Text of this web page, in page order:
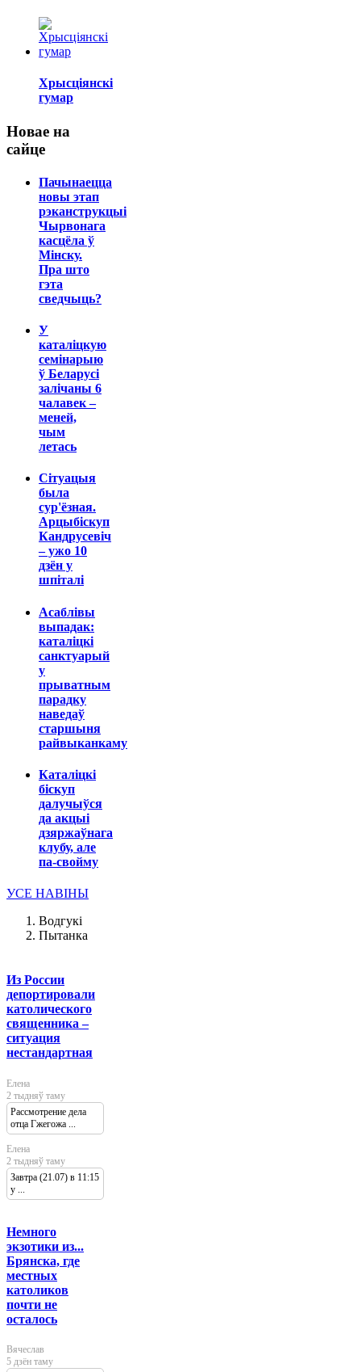
Хрысціянскі
гумар
Новае на
сайце
Пачынаецца
новы этап
рэканструкцыі
Чырвонага
касцёла ў
Мінску.
Пра што
гэта
сведчыць?
У
каталіцкую
семінарыю
ў Беларусі
залічаны 6
чалавек –
меней,
чым
летась
Сітуацыя
была
сур'ёзная.
Арцыбіскуп
Кандрусевіч
– ужо 10
дзён у
шпіталі
Асаблівы
выпадак:
каталіцкі
санктуарый
у
прыватным
парадку
наведаў
старшыня
райвыканкаму
Каталіцкі
біскуп
далучыўся
да акцыі
дзяржаўнага
клубу, але
па-свойму
УСЕ НАВІНЫ
Водгукі
Пытанка
Из России
депортировали
католического
священника –
ситуация
нестандартная
Елена
2 тыдняў таму
Рассмотрение дела
отца Гжегожа ...
Елена
2 тыдняў таму
Завтра (21.07) в 11:15
у ...
Немного
экзотики из...
Брянска, где
местных
католиков
почти не
осталось
Вячеслав
5 дзён таму